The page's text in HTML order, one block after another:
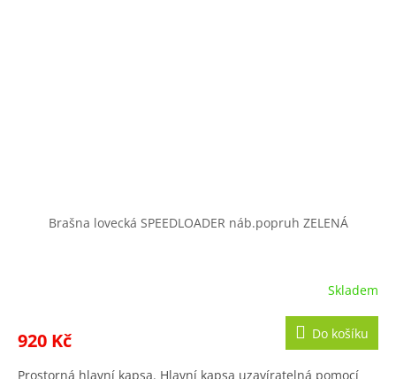
Brašna lovecká SPEEDLOADER náb.popruh ZELENÁ
Skladem
920 Kč Do košíku
Prostorná hlavní kapsa. Hlavní kapsa uzavíratelná pomocí